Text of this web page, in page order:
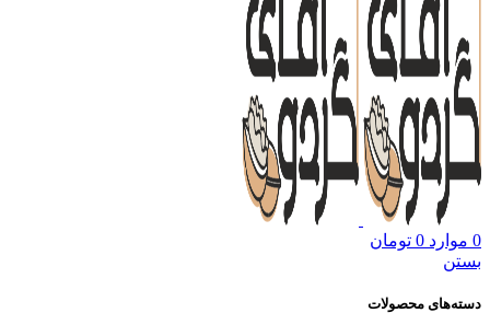
0 موارد 0 تومان
بستن
دسته‌های محصولات